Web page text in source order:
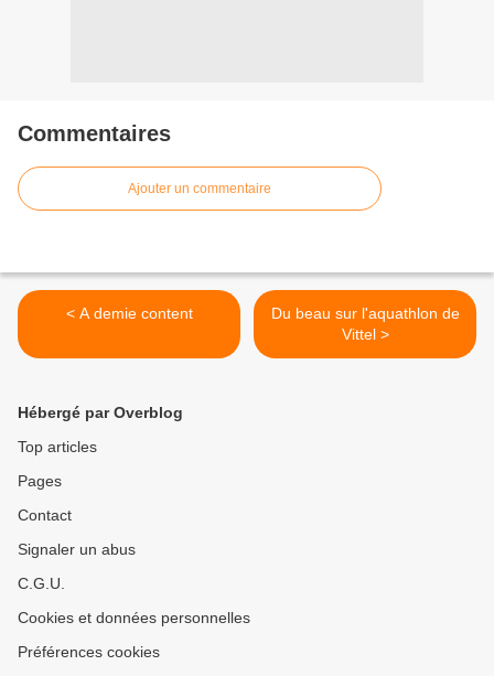
Commentaires
Ajouter un commentaire
< A demie content
Du beau sur l'aquathlon de
Vittel >
Hébergé par Overblog
Top articles
Pages
Contact
Signaler un abus
C.G.U.
Cookies et données personnelles
Préférences cookies